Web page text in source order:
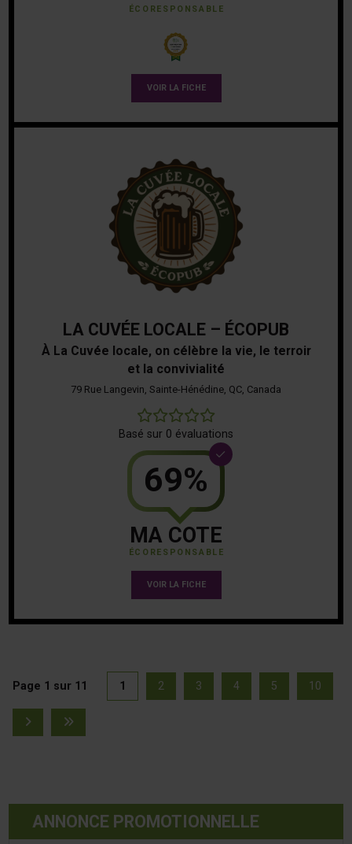
ÉCORESPONSABLE
VOIR LA FICHE
LA CUVÉE LOCALE – ÉCOPUB
À La Cuvée locale, on célèbre la vie, le terroir
et la convivialité
79 Rue Langevin, Sainte-Hénédine, QC, Canada
Basé sur 0 évaluations
69%
MA COTE
ÉCORESPONSABLE
VOIR LA FICHE
Page 1 sur 11
1
(actuellement sélectionnée)
2
3
4
5
10
Page suivante
ANNONCE PROMOTIONNELLE